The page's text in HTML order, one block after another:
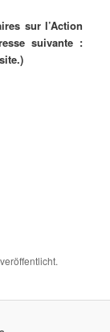
sur l’Action
sui­van­te :
veröffentlicht.